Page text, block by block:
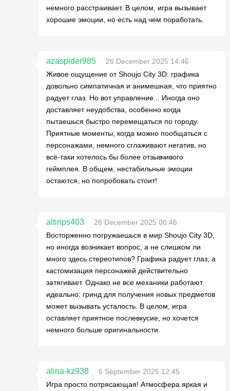
немного расстраивает. В целом, игра вызывает
хорошие эмоции, но есть над чем поработать.
azaspider985
26 December 2025 14:46
Живое ощущение от Shoujo City 3D: графика
довольно симпатичная и анимешная, что приятно
радует глаз. Но вот управление... Иногда оно
доставляет неудобства, особенно когда
пытаешься быстро перемещаться по городу.
Приятные моменты, когда можно пообщаться с
персонажами, немного сглаживают негатив, но
всё-таки хотелось бы более отзывчивого
геймплея. В общем, нестабильные эмоции
остаются, но попробовать стоит!
altirips403
26 December 2025 00:46
Восторженно погружаешься в мир Shoujo City 3D,
но иногда возникает вопрос, а не слишком ли
много здесь стереотипов? Графика радует глаз, а
кастомизация персонажей действительно
затягивает. Однако не все механики работают
идеально: гринд для получения новых предметов
может вызывать усталость. В целом, игра
оставляет приятное послевкусие, но хочется
немного больше оригинальности.
alina-kz938
6 September 2025 12:45
Игра просто потрясающая! Атмосфера яркая и